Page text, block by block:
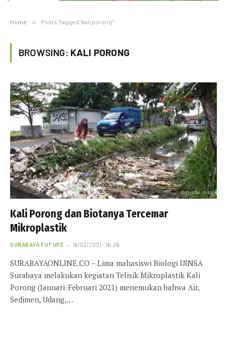
Home » Posts Tagged "kali porong"
BROWSING: KALI PORONG
Kali Porong dan Biotanya Tercemar
Mikroplastik
SURABAYA FUTURE 16/02/2021 - 16:26
SURABAYAONLINE.CO – Lima mahasiswi Biologi UINSA
Surabaya melakukan kegiatan Telisik Mikroplastik Kali
Porong (Januari-Februari 2021) menemukan bahwa Air,
Sedimen, Udang,…